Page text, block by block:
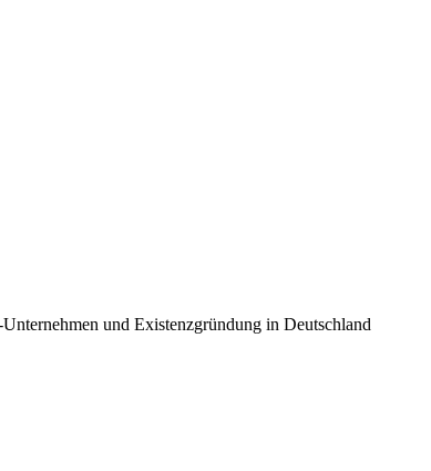
und Existenzgründung in Deutschland